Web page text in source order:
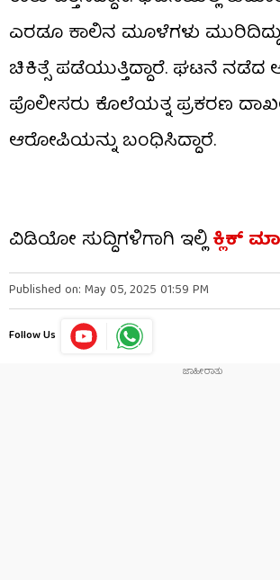
ಎರಡೂ ಕಾಲಿನ ಮೂಳೆಗಳು
ಚಿಕಿತ್ಸೆ ಪಡೆಯುತ್ತಿದ್ದಾರೆ. ಘಟನೆ ನಡೆದ
ಪೊಲೀಸರು ಕೊಲೆಯತ್ನ ಪ್ರಕರಣ
ಆರೋಪಿಯನ್ನು ಬಂಧಿಸಿದ್ದಾರೆ.
ವಿಡಿಯೋ ಸುದ್ದಿಗಳಿಗಾಗಿ ಇಲ್ಲಿಕ್ಲಿಕ್
Published on: May 05, 2025 01:59 PM
Follow Us